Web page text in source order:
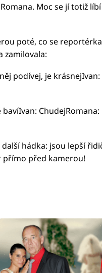
Moc se jí totiž
poté, co se
zamilovala:
podívej, je krásnejIvan:
hádka: jsou lepší
přímo před kamerou!